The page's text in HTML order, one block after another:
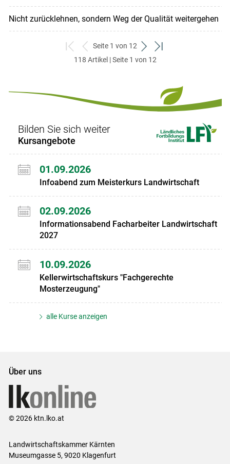
Nicht zurücklehnen, sondern Weg der Qualität weitergehen
zum
ersten
zurück
zum
Seite 1 von 12
weiter
zum
zum
118 Artikel | Seite 1 von 12
Bilden Sie sich weiter
Kursangebote
01.09.2026
Infoabend zum Meisterkurs Landwirtschaft
02.09.2026
Informationsabend Facharbeiter Landwirtschaft
2027
10.09.2026
Kellerwirtschaftskurs "Fachgerechte
Mosterzeugung"
alle Kurse anzeigen
Über uns
© 2026 ktn.lko.at
Landwirtschaftskammer Kärnten
Museumgasse 5, 9020 Klagenfurt